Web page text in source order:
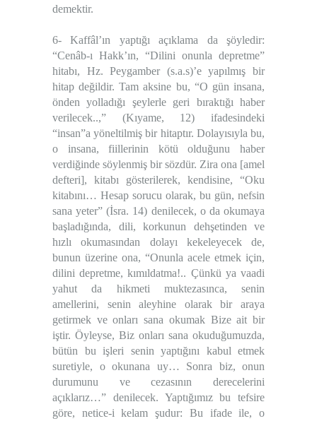
demektir.
6- Kaffâl’ın yaptığı açıklama da şöyledir:
“Cenâb-ı Hakk’ın, “Dilini onunla depretme”
hitabı, Hz. Peygamber (s.a.s)’e yapılmış bir
hitap değildir. Tam aksine bu, “O gün insana,
önden yolladığı şeylerle geri bıraktığı haber
verilecek..,” (Kıyame, 12) ifadesindeki
“insan”a yöneltilmiş bir hitaptır. Dolayısıyla bu,
o insana, fiillerinin kötü olduğunu haber
verdiğinde söylenmiş bir sözdür. Zira ona [amel
defteri], kitabı gösterilerek, kendisine, “Oku
kitabını… Hesap sorucu olarak, bu gün, nefsin
sana yeter” (İsra. 14) denilecek, o da okumaya
başladığında, dili, korkunun dehşetinden ve
hızlı okumasından dolayı kekeleyecek de,
bunun üzerine ona, “Onunla acele etmek için,
dilini depretme, kımıldatma!.. Çünkü ya vaadi
yahut da hikmeti muktezasınca, senin
amellerini, senin aleyhine olarak bir araya
getirmek ve onları sana okumak Bize ait bir
iştir. Öyleyse, Biz onları sana okuduğumuzda,
bütün bu işleri senin yaptığını kabul etmek
suretiyle, o okunana uy… Sonra biz, onun
durumunu ve cezasının derecelerini
açıklarız…” denilecek. Yaptığımız bu tefsire
göre, netice-i kelam şudur: Bu ifade ile, o